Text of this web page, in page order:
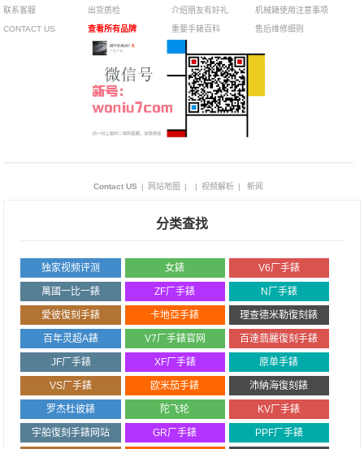
联系客服
CONTACT US
出货质检
查看所有品牌
介绍朋友有好礼
重要手錶百科
机械錶使用注意事项
售后维修细则
Contact US | 网站地图 | | 视频解析 | 新闻
分类查找
独家视频评测 女錶 V6厂手錶
萬國一比一錶 ZF厂手錶 N厂手錶
愛彼復刻手錶 卡地亞手錶 理查德米勒復刻錶
百年灵超A錶 V7厂手錶官网 百達翡麗復刻手錶
JF厂手錶 XF厂手錶 原单手錶
VS厂手錶 欧米茄手錶 沛納海復刻錶
罗杰杜彼錶 陀飞轮 KV厂手錶
宇舶復刻手錶网站 GR厂手錶 PPF厂手錶